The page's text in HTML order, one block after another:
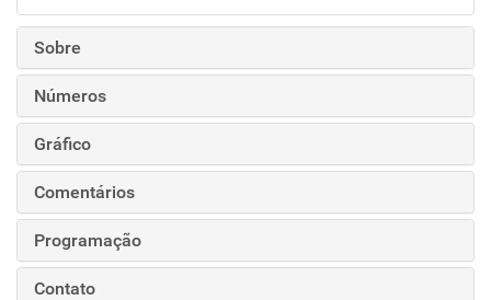
Sobre
Números
Gráfico
Comentários
Programação
Contato